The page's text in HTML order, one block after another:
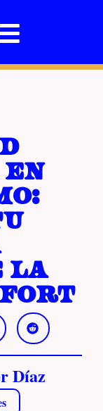
la
Díaz